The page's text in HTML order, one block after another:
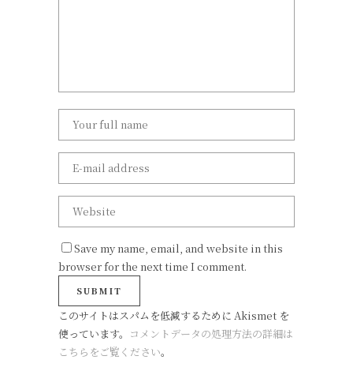
Save my name, email, and website in this
browser for the next time I comment.
このサイトはスパムを低減するために Akismet を
使っています。 コメントデータの処理方法の詳細は
こちらをご覧ください。